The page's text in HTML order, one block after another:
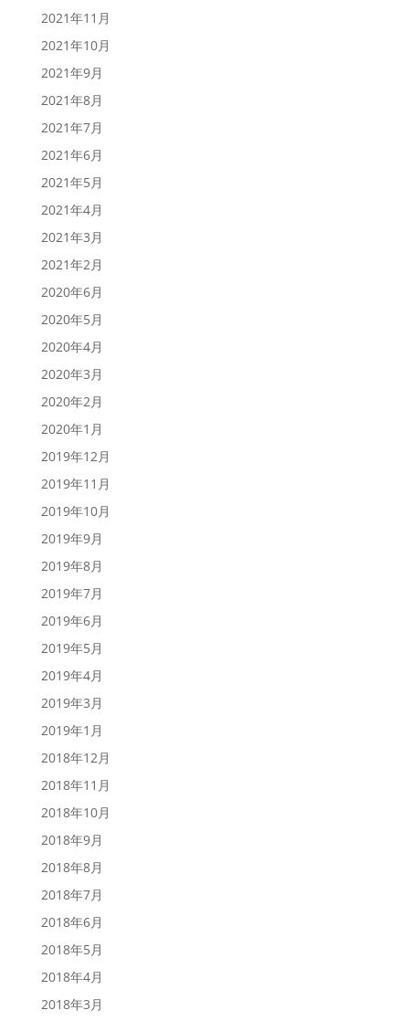
2021年11月
2021年10月
2021年9月
2021年8月
2021年7月
2021年6月
2021年5月
2021年4月
2021年3月
2021年2月
2020年6月
2020年5月
2020年4月
2020年3月
2020年2月
2020年1月
2019年12月
2019年11月
2019年10月
2019年9月
2019年8月
2019年7月
2019年6月
2019年5月
2019年4月
2019年3月
2019年1月
2018年12月
2018年11月
2018年10月
2018年9月
2018年8月
2018年7月
2018年6月
2018年5月
2018年4月
2018年3月